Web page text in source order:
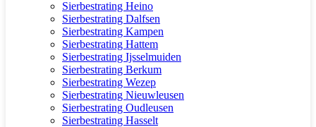
Sierbestrating Heino
Sierbestrating Dalfsen
Sierbestrating Kampen
Sierbestrating Hattem
Sierbestrating Ijsselmuiden
Sierbestrating Berkum
Sierbestrating Wezep
Sierbestrating Nieuwleusen
Sierbestrating Oudleusen
Sierbestrating Hasselt